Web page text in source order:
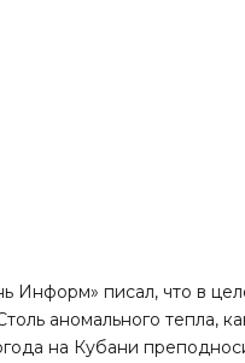
Информ» писал, что в
аномального тепла,
на Кубани